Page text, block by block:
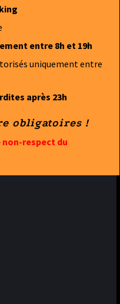
entre 8h et 19h
uniquement entre
après 23h
obligatoires !
non-respect du